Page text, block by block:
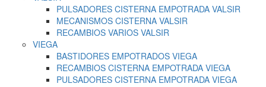
PULSADORES CISTERNA EMPOTRADA VALSIR
MECANISMOS CISTERNA VALSIR
RECAMBIOS VARIOS VALSIR
VIEGA
BASTIDORES EMPOTRADOS VIEGA
RECAMBIOS CISTERNA EMPOTRADA VIEGA
PULSADORES CISTERNA EMPOTRADA VIEGA